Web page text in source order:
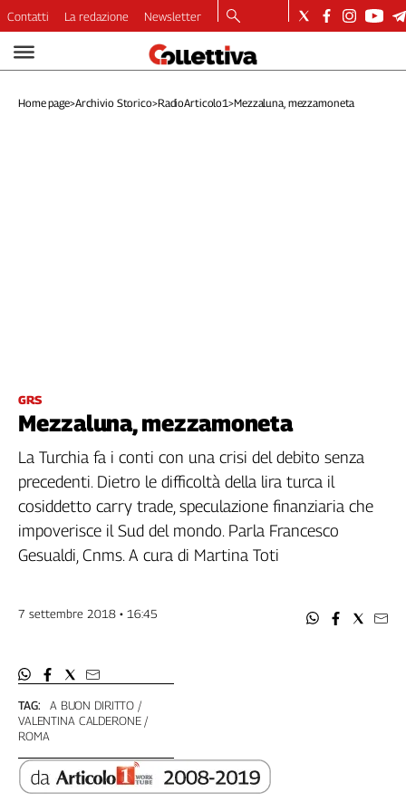
Video
Dirette
Filcams
Fillea
Filt
Fiom
Fisac
Flai
Spi
Inca
Caaf
Speciali
G8
Contatti La redazione Newsletter
Home page>Archivio Storico>RadioArticolo1>Mezzaluna, mezzamoneta
GRS
Mezzaluna, mezzamoneta
La Turchia fa i conti con una crisi del debito senza
precedenti. Dietro le difficoltà della lira turca il
cosiddetto carry trade, speculazione finanziaria che
impoverisce il Sud del mondo. Parla Francesco
Gesualdi, Cnms. A cura di Martina Toti
7 settembre 2018 • 16:45
TAG:
A BUON DIRITTO
VALENTINA CALDERONE
ROMA